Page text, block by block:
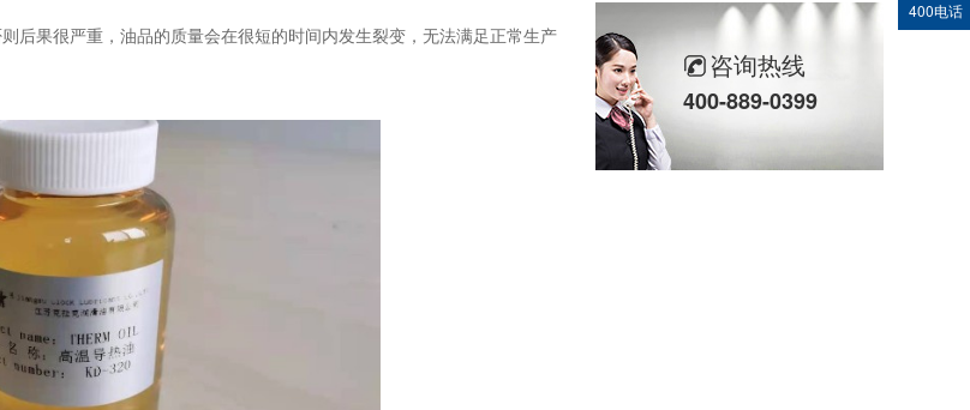
后果很严重，油品的质量会在很短的时间内发生裂变，无法满足正常生产
咨询热线
400-889-0399
400电话